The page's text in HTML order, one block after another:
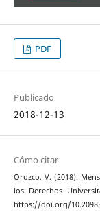
PDF
Publicado
2018-12-13
Cómo citar
Orozco, V. (2018).
los Derechos
https://doi.org/